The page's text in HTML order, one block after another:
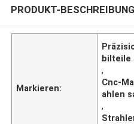
PRODUKT-BESCHREIBUNG
Markieren:
bilteile
,
Cnc-
ahlen
,